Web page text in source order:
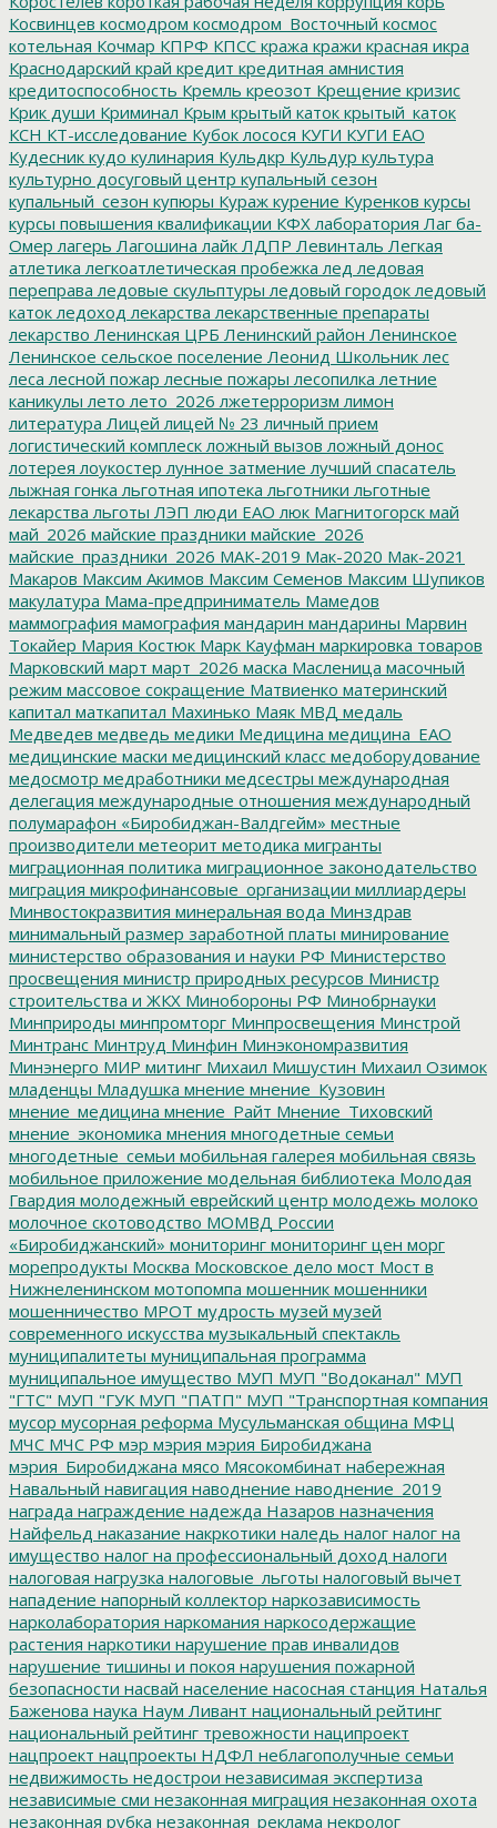
Косвинцев космодром космодром_Восточный космос
котельная Кочмар КПРФ КПСС кража кражи красная икра
Краснодарский край кредит кредитная амнистия
кредитоспособность Кремль креозот Крещение кризис
Крик души Криминал Крым крытый каток крытый_каток
КСН КТ-исследование Кубок лосося КУГИ КУГИ ЕАО
Кудесник кудо кулинария Кульдкр Кульдур культура
культурно досуговый центр купальный сезон
купальный_сезон купюры Кураж курение Куренков курсы
курсы повышения квалификации КФХлаборатория Лаг ба-
Омер лагерь Лагошина лайк ЛДПР Левинталь Легкая
атлетика легкоатлетическая пробежка лед ледовая
переправа ледовые скульптуры ледовый городокледовый
катокледоход лекарства лекарственные препараты
лекарство Ленинская ЦРБ Ленинский район Ленинское
Ленинское сельское поселение Леонид Школьниклес
леса лесной пожар лесные пожары лесопилка летние
каникулы лето лето_2026 лжетерроризм лимон
литература Лицей лицей № 23 личный прием
логистический комплескложный вызов ложный донос
лотерея лоукостер лунное затмение лучший спасатель
лыжная гонка льготная ипотека льготники льготные
лекарства льготы ЛЭП люди ЕАО люк Магнитогорск май
май_2026 майские праздники майские_2026
майские_праздники_2026 МАК-2019 Мак-2020 Мак-2021
Макаров Максим Акимов Максим Семенов Максим Шупиков
макулатура Мама-предприниматель Мамедов
маммография мамография мандарин мандарины Марвин
Токайер Мария Костюк Марк Кауфман маркировка товаров
Марковский март март_2026 маска Масленица масочный
режим массовое сокращение Матвиенко материнский
капитал маткапитал Махинько Маяк МВД медаль
Медведев медведь медики Медицина медицина_ЕАО
медицинские маски медицинский класс медоборудование
медосмотр медработники медсестры международная
делегация международные отношения международный
полумарафон «Биробиджан-Валдгейм» местные
производители метеорит методика мигранты
миграционная политика миграционное законодательство
миграция микрофинансовые_организации миллиардеры
Минвостокразвития минеральная вода Минздрав
минимальный размер заработной платы минирование
министерство образования и науки РФ Министерство
просвещения министр природных ресурсов Министр
строительства и ЖКХ Минобороны РФ Минобрнауки
Минприроды минпромторг Минпросвещения Минстрой
Минтранс Минтруд Минфин Минэкономразвития
Минэнерго МИР митинг Михаил Мишустин Михаил Озимок
младенцы Младушка мнение мнение_Кузовин
мнение_медицина мнение_Райт Мнение_Тиховский
мнение_экономика мнения многодетные семьи
многодетные_семьи мобильная галерея мобильная связь
мобильное приложение модельная библиотека Молодая
Гвардия молодежный еврейский центр молодежь молоко
молочное скотоводство МОМВД России
«Биробиджанский» мониторинг мониторинг цен морг
морепродукты Москва Московское дело мост Мост в
Нижнеленинском мотопомпа мошенник мошенники
мошенничество МРОТ мудрость музей музей
современного искусства музыкальный спектакль
муниципалитеты муниципальная программа
муниципальное имущество МУП МУП "Водоканал" МУП
"ГТС" МУП "ГУКМУП "ПАТП" МУП "Транспортная компания
мусор мусорная реформа Мусульманская община МФЦ
МЧС МЧС РФ мэр мэрия мэрия Биробиджана
мэрия_Биробиджана мясо Мясокомбинат набережная
Навальный навигация наводнение наводнение_2019
награда награждение надежда Назаров назначения
Найфельд наказание накркотики наледь налог налог на
имущество налог на профессиональный доход налоги
налоговая нагрузка налоговые_льготы налоговый вычет
нападение напорный коллектор наркозависимость
нарколаборатория наркомания наркосодержащие
растения наркотики нарушение прав инвалидов
нарушение тишины и покоя нарушения пожарной
безопасности насвай население насосная станция Наталья
Баженова наука Наум Ливант национальный рейтинг
национальный рейтинг тревожности наципроект
нацпроект нацпроекты НДФЛ неблагополучные семьи
недвижимость недострои независимая экспертиза
независимые сми незаконная миграция незаконная охота
незаконная рубка незаконная_реклама некролог